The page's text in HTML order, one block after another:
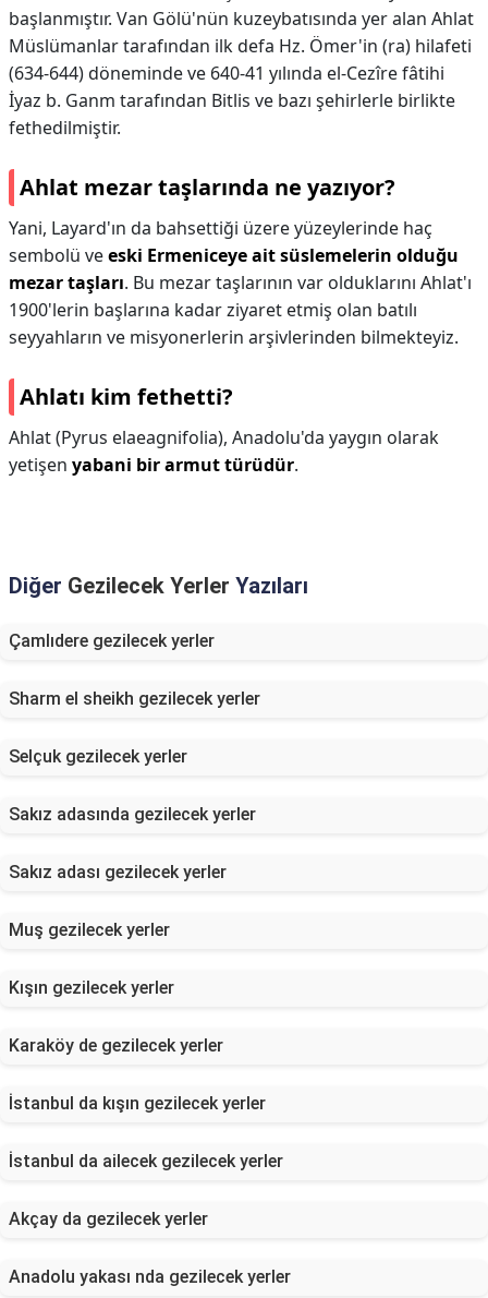
başlanmıştır. Van Gölü'nün kuzeybatısında yer alan Ahlat
Müslümanlar tarafından ilk defa Hz. Ömer'in (ra) hilafeti
(634-644) döneminde ve 640-41 yılında el-Cezîre fâtihi
İyaz b. Ganm tarafından Bitlis ve bazı şehirlerle birlikte
fethedilmiştir.
Ahlat mezar taşlarında ne yazıyor?
Yani, Layard'ın da bahsettiği üzere yüzeylerinde haç
sembolü veeski Ermeniceye ait süslemelerin olduğu
mezar taşları. Bu mezar taşlarının var olduklarını Ahlat'ı
1900'lerin başlarına kadar ziyaret etmiş olan batılı
seyyahların ve misyonerlerin arşivlerinden bilmekteyiz.
Ahlatı kim fethetti?
Ahlat (Pyrus elaeagnifolia), Anadolu'da yaygın olarak
yetişen yabani bir armut türüdür.
Diğer Gezilecek Yerler Yazıları
Çamlıdere gezilecek yerler
Sharm el sheikh gezilecek yerler
Selçuk gezilecek yerler
Sakız adasında gezilecek yerler
Sakız adası gezilecek yerler
Muş gezilecek yerler
Kışın gezilecek yerler
Karaköy de gezilecek yerler
İstanbul da kışın gezilecek yerler
İstanbul da ailecek gezilecek yerler
Akçay da gezilecek yerler
Anadolu yakası nda gezilecek yerler